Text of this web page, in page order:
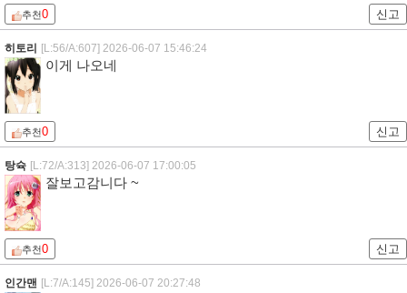
추천0 신고
히토리 [L:56/A:607] 2026-06-07 15:46:24
이게 나오네
추천0 신고
탕슉 [L:72/A:313] 2026-06-07 17:00:05
잘보고감니다 ~
추천0 신고
인간맨 [L:7/A:145] 2026-06-07 20:27:48